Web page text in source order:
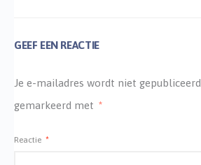
GEEF EEN REACTIE
Je e-mailadres wordt niet gepubliceerd.
gemarkeerd met *
Reactie *